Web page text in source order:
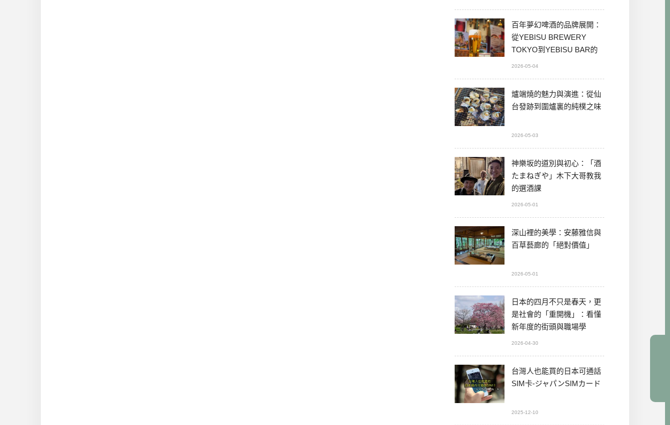
百年夢幻啤酒的品牌展開：
從YEBISU BREWERY
TOKYO到YEBISU BAR的
2026-05-04
爐端燒的魅力與演進：從仙
台發跡到圍爐裏的純樸之味
2026-05-03
神樂坂的道別與初心：「酒
たまねぎや」木下大哥教我
的選酒課
2026-05-01
深山裡的美學：安藤雅信與
百草藝廊的「絕對價值」
2026-05-01
日本的四月不只是春天，更
是社會的「重開機」：看懂
新年度的街頭與職場學
2026-04-30
台灣人也能買的日本可通話
SIM卡-ジャパンSIMカード
2025-12-10